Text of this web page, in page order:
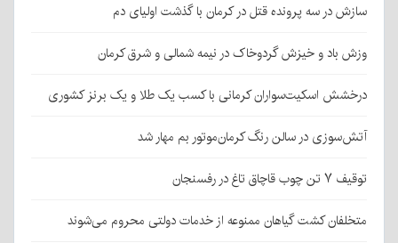
سازش در سه پرونده قتل در کرمان با گذشت اولیای دم
وزش باد و خیزش گردوخاک در نیمه شمالی و شرق کرمان
درخشش اسکیت‌سواران کرمانی با کسب یک طلا و یک برنز کشوری
آتش‌سوزی در سالن رنگ کرمان‌موتور بم مهار شد
توقیف ۷ تن چوب قاچاق تاغ در رفسنجان
متخلفان کشت گیاهان ممنوعه از خدمات دولتی محروم می‌شوند